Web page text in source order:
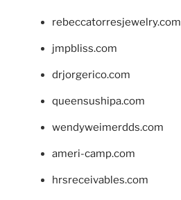
rebeccatorresjewelry.com
jmpbliss.com
drjorgerico.com
queensushipa.com
wendyweimerdds.com
ameri-camp.com
hrsreceivables.com